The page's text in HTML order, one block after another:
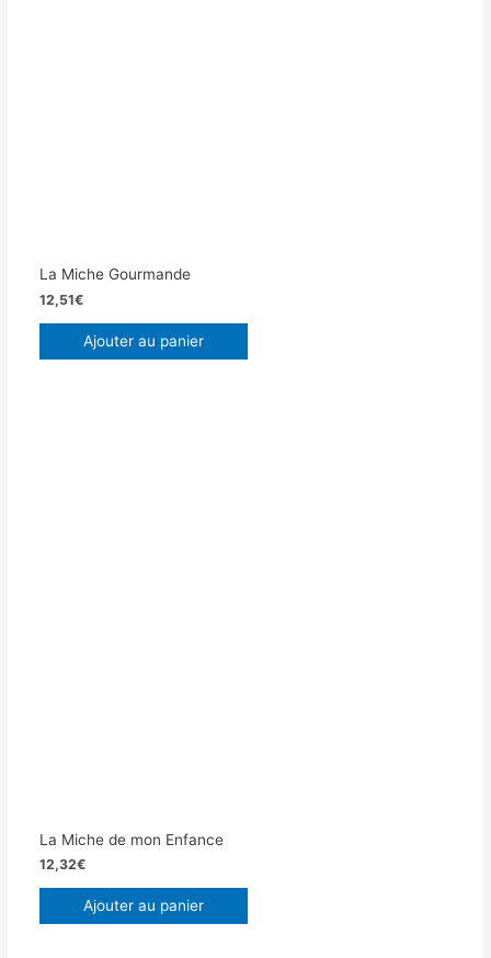
La Miche Gourmande
12,51€
Ajouter au panier
La Miche de mon Enfance
12,32€
Ajouter au panier